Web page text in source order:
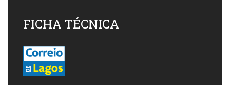
FICHA TÉCNICA